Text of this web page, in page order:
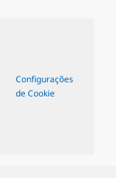
Configurações
de Cookie